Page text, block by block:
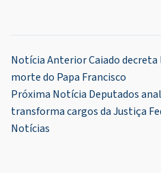
Navegação
de
Post
Notícia AnteriorCaiado
morte do Papa Francisco
Próxima Notícia Deputados
transforma cargos da Justiça
Notícias